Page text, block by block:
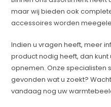
maar wij bieden ook
accessoires worden
Indien u vragen heeft, meer
product nodig heeft, dan
opnemen. Onze specialisten
gevonden wat u zoekt?
vandaag nog uw